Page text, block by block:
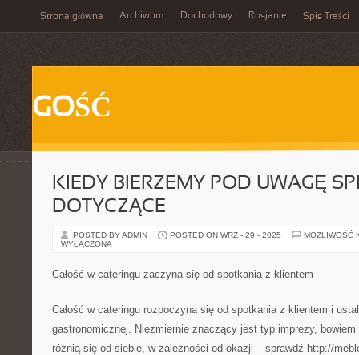
Strona główna Archiwum Dochodowy Rosjanie Spis Treści
GOŚĆ
KIEDY BIERZEMY POD UWAGĘ
DOTYCZĄCE
POSTED BY ADMIN POSTED ON WRZ - 29 - 2025
MOŻLIWOŚĆ
WYŁĄCZONA
Całość w cateringu zaczyna się od spotkania z klientem
Całość w cateringu rozpoczyna się od spotkania z klientem i
gastronomicznej. Niezmiernie znaczący jest typ imprezy, bowiem
różnią się od siebie, w zależności od okazji – sprawdź http://